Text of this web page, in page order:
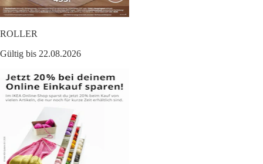
ROLLER
Gültig bis 22.08.2026